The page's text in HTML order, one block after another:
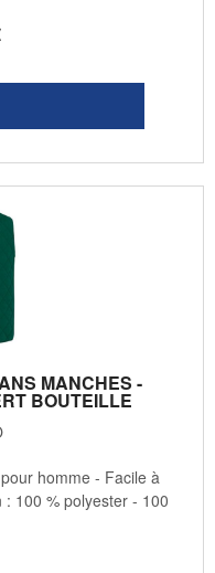
MANCHES -
BOUTEILLE
homme - Facile à
100 % polyester - 100